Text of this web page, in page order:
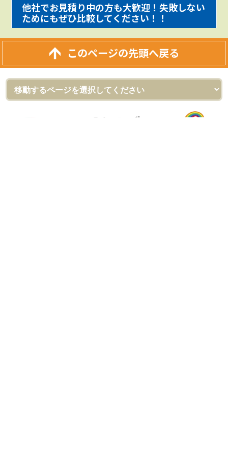
他社でお見積り中の方も大歓迎！失敗しない
ためにもぜひ比較してください！！
このページの先頭へ戻る